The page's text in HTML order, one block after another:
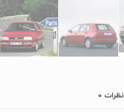
نظرات 0